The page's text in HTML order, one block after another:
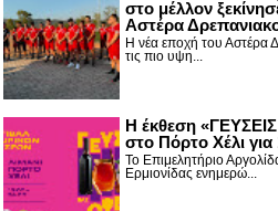
στο μέλλον
Αστέρα
Η νέα εποχή του Αστέρα
τις πιο υψη...
Η έκθεση
στο Πόρτο Χέλι για
Το Επιμελητήριο
Ερμιονίδας ενημερώ...